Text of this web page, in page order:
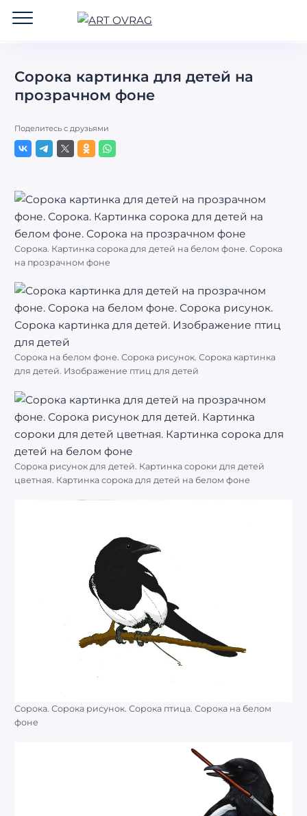
Сорока картинка для детей на
прозрачном фоне
Поделитесь с друзьями
Сорока. Картинка сорока для детей на белом фоне. Сорока
на прозрачном фоне
Сорока на белом фоне. Сорока рисунок. Сорока картинка
для детей. Изображение птиц для детей
Сорока рисунок для детей. Картинка сороки для детей
цветная. Картинка сорока для детей на белом фоне
Сорока. Сорока рисунок. Сорока птица. Сорока на белом
фоне